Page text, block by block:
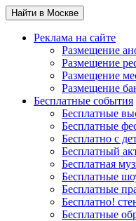
Найти в Москве
Реклама на сайте
Размещение
Размещение
Размещение
Размещение
Бесплатные события
Бесплатные
Бесплатные
Бесплатно с
Бесплатный
Бесплатная
Бесплатные
Бесплатные
Бесплатно!
Бесплатные